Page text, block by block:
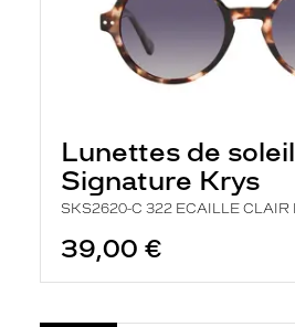
Lunettes de soleil
Signature Krys
SKS2620-C 322 ECAILLE CLAIR
39,00 €